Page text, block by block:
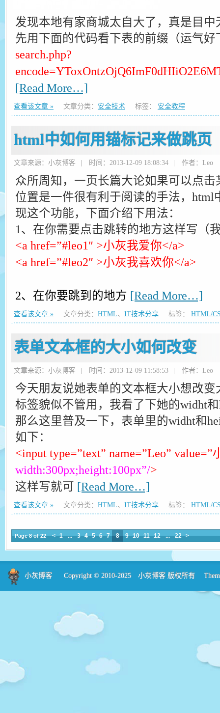
发现本地有家商城太自大了，真是目
先用下面的代码看下表的前缀（运气
search.php?
[Read More…]
查看该文章 » 文章分类： 安全技术 标签： 安全教程
html中如何用锚标记来做跳页
文章来源：小灰博客 时间：2013-12-09 18:08:34 作者：Leo
众所周知，一页长篇大论如果可以点
位置是一件很有利于阅读的手法，html
现这个功能，下面介绍下用法：
1、在你需要点击跳转的地方这样写（
<a href=”#leo1″ >小灰我爱你</a>
<a href=”#leo2″ >小灰我喜欢你</a>
2、在你要跳到的地方 [Read More…]
查看该文章 » 文章分类： HTML、 IT技术分享 标签： HTML/
表单文本框的大小如何改变
文章来源：小灰博客 时间：2013-12-09 11:58:53 作者：Leo
今天朋友说她表单的文本框大小想改变
标签貌似不管用，我看了下她的widht
那么这里普及一下，表单里的widht和
如下：
<input type=”text” name=”Leo”
width:300px;height:100px”/>
这样写就可 [Read More…]
查看该文章 » 文章分类： HTML、 IT技术分享 标签： HTML/
Page 8 of 22 < 1 ... 3 4 5 6 7 8 9 10 11 12 ... 22 >
小灰博客 Copyright © 2010-2025小灰博客 版权所有